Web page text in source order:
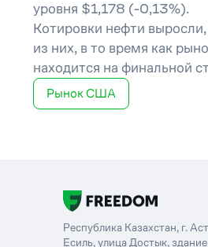
уровня $1,178 (-0,13%).
Котировки нефти
из них, в то время как
находится на финальной
Рынок США
Республика Казахстан, г.
Есиль, улица Достык,